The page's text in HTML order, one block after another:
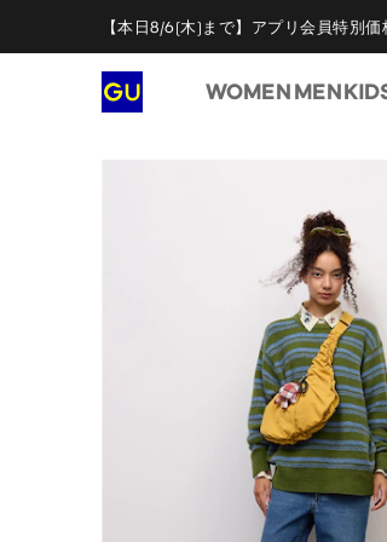
【本日8/6(木)まで】アプリ会員特別
WOMEN MEN